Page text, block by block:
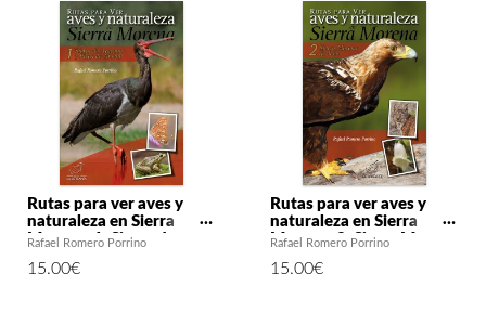
Rutas para ver aves y
naturaleza en Sierra
Morena. 1: Sierra de
Aroche
Rafael Romero Porrino
15.00€
Rutas para ver aves y
naturaleza en Sierra
Morena. 2: Sierra Morena
Rafael Romero Porrino
15.00€